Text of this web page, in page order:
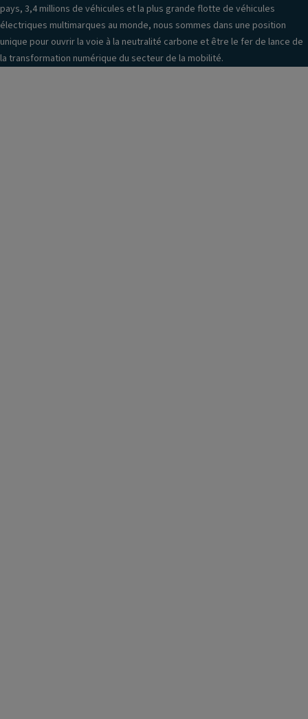
pays, 3,4 millions de véhicules et la plus grande flotte de véhicules
électriques multimarques au monde, nous sommes dans une position
unique pour ouvrir la voie à la neutralité carbone et être le fer de lance de
la transformation numérique du secteur de la mobilité.